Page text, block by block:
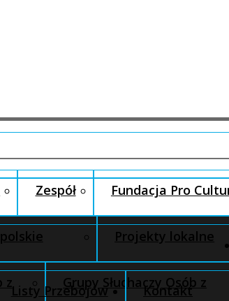
Zespół Fundacja Pro
Projekty lokalne
z Grupy Słuchaczy Osób z
Listy Przebojów Kontakt